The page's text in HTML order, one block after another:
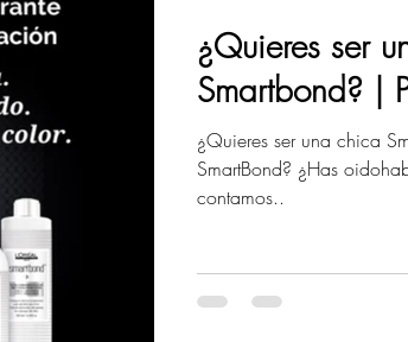
¿Quieres ser
Smartbond? |
¿Quieres ser una chica
SmartBond? ¿Has
contamos..